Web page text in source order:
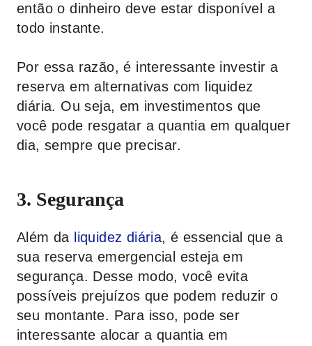
então o dinheiro deve estar disponível a
todo instante.
Por essa razão, é interessante investir a
reserva em alternativas com liquidez
diária. Ou seja, em investimentos que
você pode resgatar a quantia em qualquer
dia, sempre que precisar.
3. Segurança
Além da liquidez diária, é essencial que a
sua reserva emergencial esteja em
segurança. Desse modo, você evita
possíveis prejuízos que podem reduzir o
seu montante. Para isso, pode ser
interessante alocar a quantia em